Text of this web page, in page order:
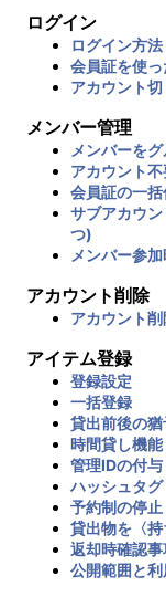
ログイン
ログイン方法
会員証を使
アカウント切
メンバー管理
メンバーを
アカウント
会員証の一
サブアカウ
つ)
メンバー参
アカウント削除
アカウント
アイテム登録
登録設定
一括登録
貸出前後の
時間貸し機能
管理IDの付与
ハッシュタグ
予約制の停止
貸出物を〈
返却時確認
公開範囲と利